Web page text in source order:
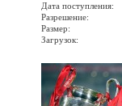
Дата поступления:
Разрешение:
Размер:
Загрузок: